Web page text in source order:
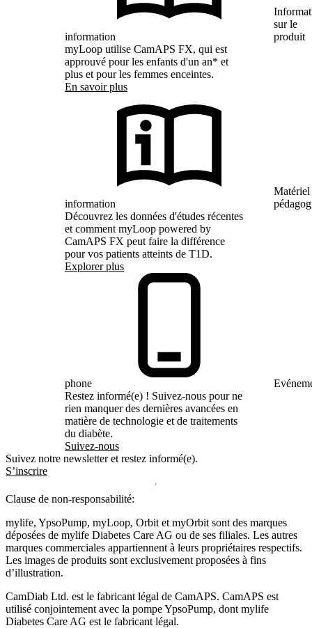
information
sur le
produit
myLoop utilise CamAPS FX, qui est
approuvé pour les enfants d'un an* et
plus et pour les femmes enceintes.
En savoir plus
information
Matériel
Découvrez les données d'études récentes
et comment myLoop powered by
CamAPS FX peut faire la différence
pour vos patients atteints de T1D.
Explorer plus
phone
Restez informé(e) ! Suivez-nous pour ne
rien manquer des dernières avancées en
matière de technologie et de traitements
du diabète.
Suivez-nous
Suivez notre newsletter et restez informé(e).
S’inscrire
Clause de non-responsabilité:
mylife, YpsoPump, myLoop, Orbit et myOrbit sont des marques
déposées de mylife Diabetes Care AG ou de ses filiales. Les autres
marques commerciales appartiennent à leurs propriétaires respectifs.
Les images de produits sont exclusivement proposées à fins
d’illustration.
CamDiab Ltd. est le fabricant légal de CamAPS. CamAPS est
utilisé conjointement avec la pompe YpsoPump, dont mylife
Diabetes Care AG est le fabricant légal.